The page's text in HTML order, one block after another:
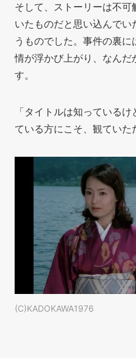
そして、ストーリーは不
いたものだと思い込んで
うものでした。事件の裏
情が浮かび上がり、なんだ
す。
「タイトルは知っている
ている方にこそ、観ていた
(C)KADOKAWA1976